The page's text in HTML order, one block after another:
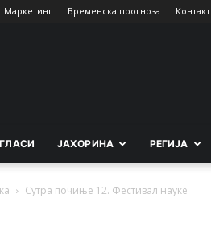
Маркетинг Временска прогноза Контакт
ЈАХОРИНА РEГИЈА
Сутра почиње 12. Фестивал науке